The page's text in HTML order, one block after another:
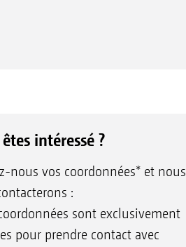
intéressé ?
nous vos coordonnées* et nous
:
sont exclusivement
pour prendre contact avec